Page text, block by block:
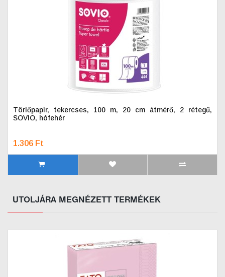
Törlőpapír, tekercses, 100 m, 20 cm átmérő, 2 rétegű,
SOVIO, hófehér
1.306 Ft
UTOLJÁRA MEGNÉZETT TERMÉKEK